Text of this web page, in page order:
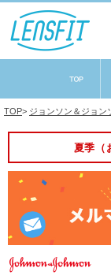
TOP> ジョンソン＆ジョン
夏季（